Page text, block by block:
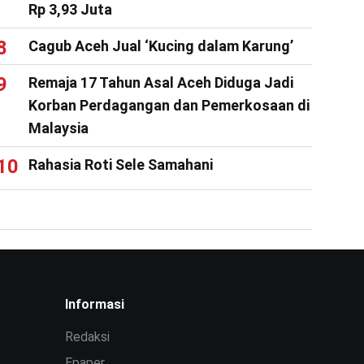
Rp 3,93 Juta
Cagub Aceh Jual ‘Kucing dalam Karung’
Remaja 17 Tahun Asal Aceh Diduga Jadi
Korban Perdagangan dan Pemerkosaan di
Malaysia
Rahasia Roti Sele Samahani
Informasi
Redaksi